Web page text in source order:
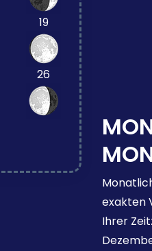
19
26
exakten
Ihrer